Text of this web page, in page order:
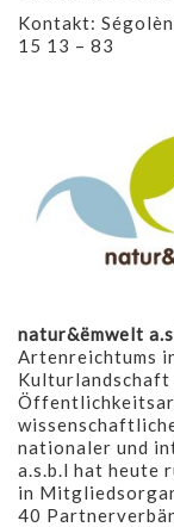
Kontakt:
15 13 – 83
natur&ëmwelt
Artenreichtums
Kulturlandschaft
nationaler und
a.s.b.l hat heute
in
40